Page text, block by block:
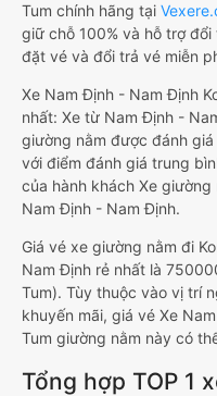
Tum chính hãng tại
giữ chỗ 100% và hỗ trợ
đặt vé và đổi trả vé miễn
Xe Nam Định - Nam Định
nhất: Xe từ Nam Định -
giường nằm được đánh
với điểm đánh giá trung
của hành khách Xe giường
Nam Định - Nam Định.
Giá vé xe giường nằm đi
Nam Định rẻ nhất là
Tum). Tùy thuộc vào vị trí
khuyến mãi, giá vé Xe
Tum giường nằm này có
Tổng hợp TOP 1